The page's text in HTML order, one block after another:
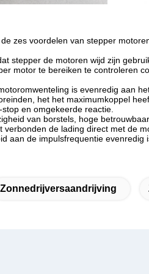
zes voordelen van stepper
stepper de motoren wijd zijn
motor te bereiken te controleren
is evenredig aan
het het maximumkoppel
en omgekeerde reactie.
van borstels, hoge
verbonden de lading direct met de
aan de impulsfrequentie evenredig
Zonnedrijversaandrijving